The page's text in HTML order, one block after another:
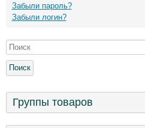
Забыли пароль?
Забыли логин?
Группы товаров